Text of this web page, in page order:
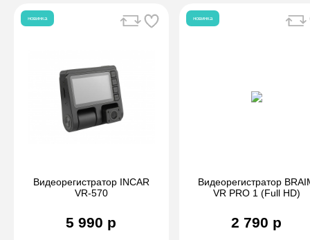
Видеорегистратор INCAR
VR-570
5 990 р
новинка
Видеорегистратор
VR PRO 1 (Full HD)
2 790 р
новинка